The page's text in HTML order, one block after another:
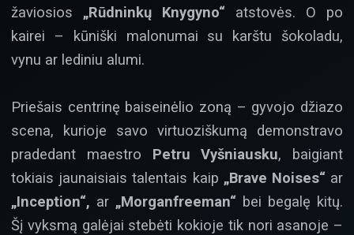
žaviosios „Rūdninkų Knygyno“ atstovės. O po
kairei – kūniški malonumai su karštu šokoladu,
vynu ar lediniu alumi.
Priešais centrinę baiseinėlio zoną – gyvojo džiazo
scena, kurioje savo virtuoziškumą demonstravo
pradedant maestro Petru Vyšniausku, baigiant
tokiais jaunaisiais talentais kaip „Brave Noises“ar
„Inception“, ar „Morganfreeman“ bei begalę kitų.
Šį vyksmą galėjai stebėti kokioje tik nori asanoje –